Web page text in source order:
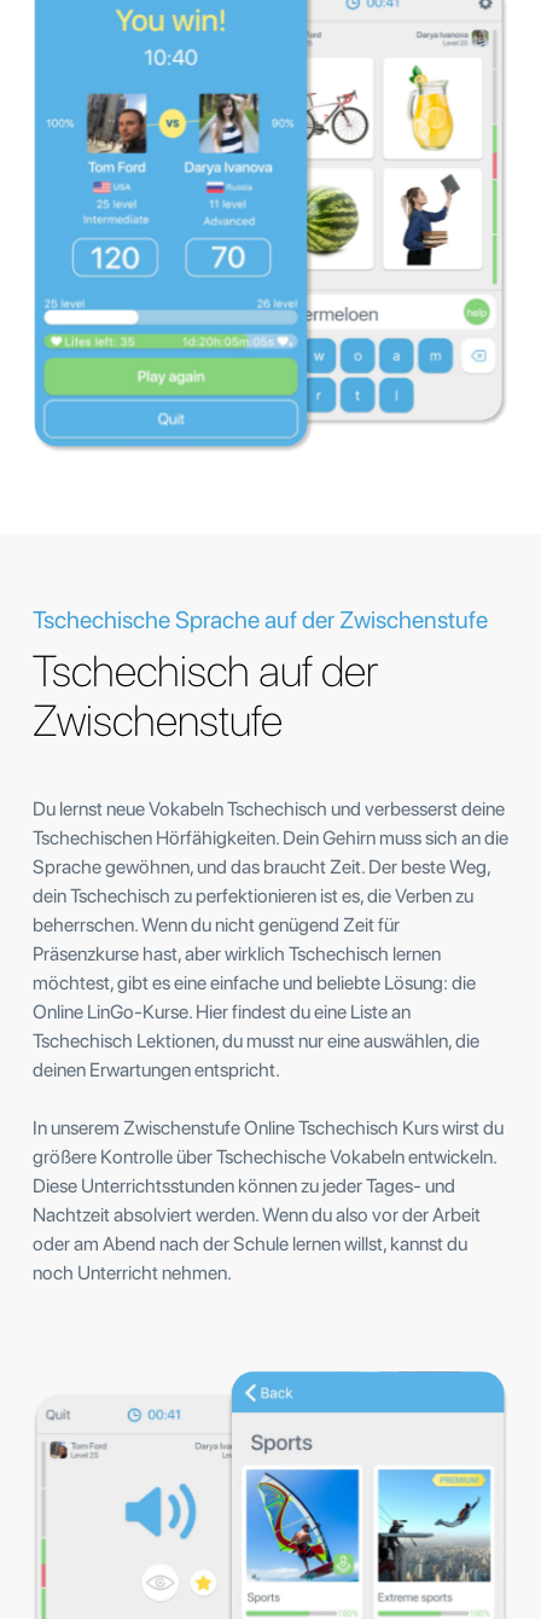
Tschechische Sprache auf der Zwischenstufe
Tschechisch auf der
Zwischenstufe
Du lernst neue Vokabeln Tschechisch und verbesserst deine
Tschechischen Hörfähigkeiten. Dein Gehirn muss sich an die
Sprache gewöhnen, und das braucht Zeit. Der beste Weg,
dein Tschechisch zu perfektionieren ist es, die Verben zu
beherrschen. Wenn du nicht genügend Zeit für
Präsenzkurse hast, aber wirklich Tschechisch lernen
möchtest, gibt es eine einfache und beliebte Lösung: die
Online LinGo-Kurse. Hier findest du eine Liste an
Tschechisch Lektionen, du musst nur eine auswählen, die
deinen Erwartungen entspricht.
In unserem Zwischenstufe Online Tschechisch Kurs wirst du
größere Kontrolle über Tschechische Vokabeln entwickeln.
Diese Unterrichtsstunden können zu jeder Tages- und
Nachtzeit absolviert werden. Wenn du also vor der Arbeit
oder am Abend nach der Schule lernen willst, kannst du
noch Unterricht nehmen.